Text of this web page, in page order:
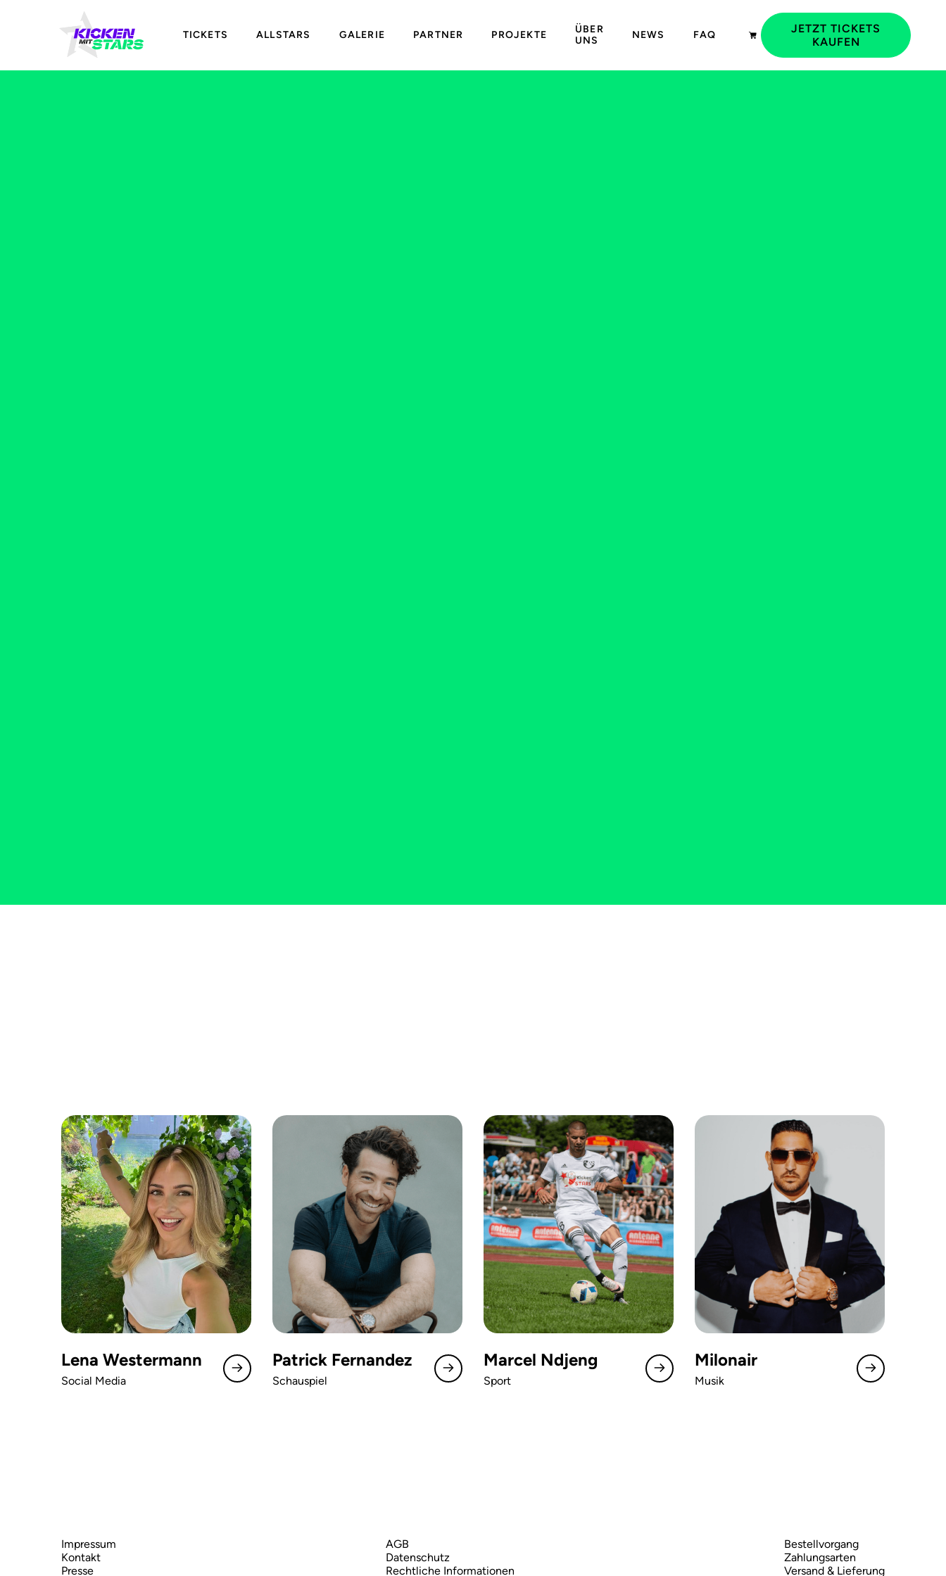
TICKETS ALLSTARS GALERIE PARTNER PROJEKTE
ÜBER
UNS
NEWS FAQ
JETZT TICKETS
KAUFEN
Lena Westermann
Social Media
Patrick Fernandez
Schauspiel
Marcel Ndjeng
Sport
Milonair
Musik
Impressum
Kontakt
Presse
AGB
Datenschutz
Rechtliche Informationen
Bestellvorgang
Zahlungsarten
Versand & Lieferung